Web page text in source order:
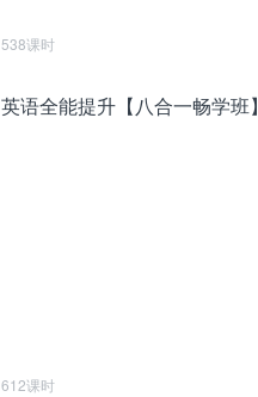
538课时
英语全能提升【八合一畅学班】
612课时